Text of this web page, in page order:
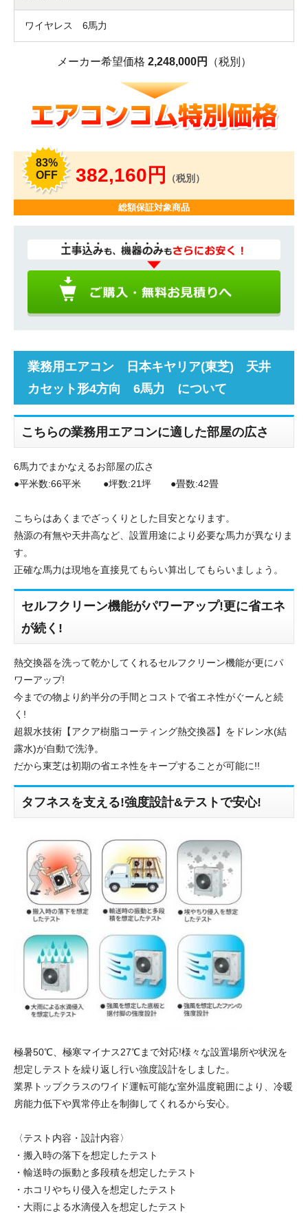
ワイヤレス 6馬力
メーカー希望価格 2,248,000円 （税別）
83%
OFF
382,160円 （税別）
総額保証対象商品
業務用エアコン 日本キヤリア(東芝) 天井
カセット形4方向 6馬力 について
こちらの業務用エアコンに適した部屋の広さ
6馬力でまかなえるお部屋の広さ
●平米数:66平米 ●坪数:21坪 ●畳数:42畳
こちらはあくまでざっくりとした目安となります。
熱源の有無や天井高など、設置用途により必要な馬力が異なりま
す。
正確な馬力は現地を直接見てもらい算出してもらいましょう。
セルフクリーン機能がパワーアップ!更に省エネ
が続く!
熱交換器を洗って乾かしてくれるセルフクリーン機能が更にパ
ワーアップ!
今までの物より約半分の手間とコストで省エネ性がぐーんと続
く!
超親水技術【アクア樹脂コーティング熱交換器】をドレン水(結
露水)が自動で洗浄。
だから東芝は初期の省エネ性をキープすることが可能に!!
タフネスを支える!強度設計&テストで安心!
極暑50℃、極寒マイナス27℃まで対応!様々な設置場所や状況を
想定しテストを繰り返し行い強度設計をしました。
業界トップクラスのワイド運転可能な室外温度範囲により、冷暖
房能力低下や異常停止を制御してくれるから安心。
〈テスト内容・設計内容〉
・搬入時の落下を想定したテスト
・輸送時の振動と多段積を想定したテスト
・ホコリやちり侵入を想定したテスト
・大雨による水滴侵入を想定したテスト